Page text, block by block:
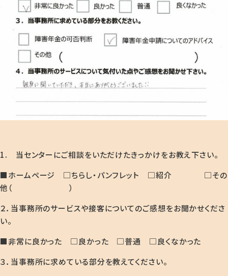
1. 当センターにご相談をいただけたきっかけをお教え下さい。
■ホームページ □ちらし・パンフレット □紹介 □その
他（ ）
２．当事務所のサービスや接客についてのご感想をお聞かせくださ
い。
■非常に良かった □良かった □普通 □良くなかった
３．当事務所に求めている部分を教えてください。